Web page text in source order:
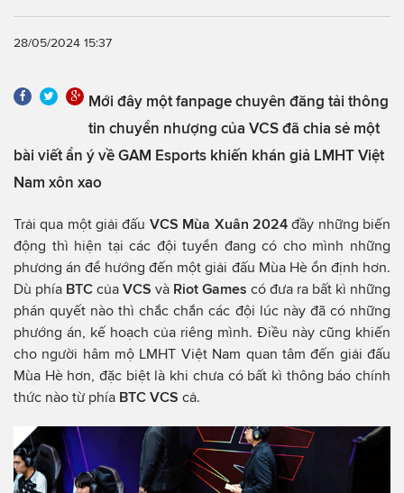
28/05/2024 15:37
Mới đây một fanpage chuyên đăng tải thông
tin chuyển nhượng của VCS đã chia sẻ một
bài viết ẩn ý về GAM Esports khiến khán giả LMHT Việt
Nam xôn xao
Trải qua một giải đấu VCS Mùa Xuân 2024đầy những biến
động thì hiện tại các đội tuyển đang có cho mình những
phương án để hướng đến một giải đấu Mùa Hè ổn định hơn.
Dù phía BTC của VCS và Riot Games có đưa ra bất kì những
phán quyết nào thì chắc chắn các đội lúc này đã có những
phướng án, kế hoạch của riêng mình. Điều này cũng khiến
cho người hâm mộ LMHT Việt Nam quan tâm đến giải đấu
Mùa Hè hơn, đặc biệt là khi chưa có bất kì thông báo chính
thức nào từ phía BTC VCS cả.